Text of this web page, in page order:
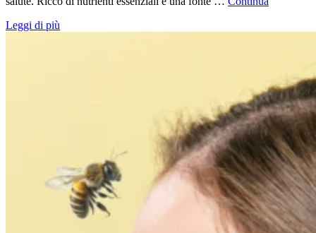
Leggi di più